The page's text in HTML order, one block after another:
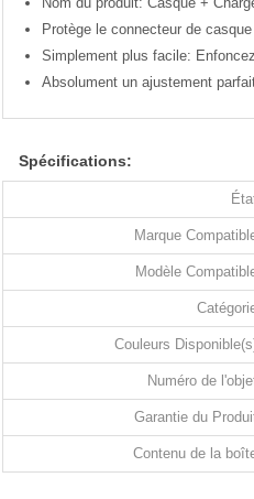
Protège le connecteur de
Simplement plus facile:
Absolument un ajustement
Spécifications:
Marque
Modèle
Couleurs
Numéro de
Garantie du
Contenu de la